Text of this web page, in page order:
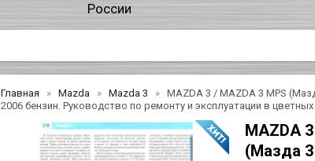
России
Главная Mazda Mazda 3
MAZDA 3 / MAZDA 3 MPS
2006 бензин. Руководство по ремонту и эксплуатации в
MAZDA
(Мазда